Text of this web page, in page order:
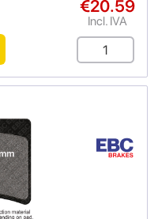
€20.59
Incl. IVA